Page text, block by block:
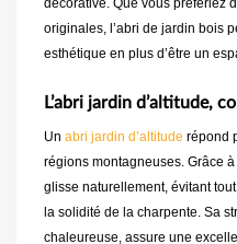
décorative. Que vous préfériez
originales, l’abri de jardin bois
esthétique en plus d’être un
L’abri jardin d’altitude,
Un abri jardin d’altitude répond
régions montagneuses. Grâce
glisse naturellement, évitant
la solidité de la charpente. Sa
chaleureuse, assure une